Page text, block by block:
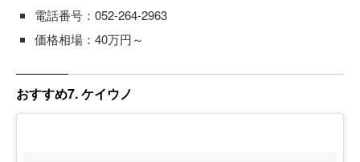
電話番号：052-264-2963
価格相場：40万円～
おすすめ7. ケイウノ